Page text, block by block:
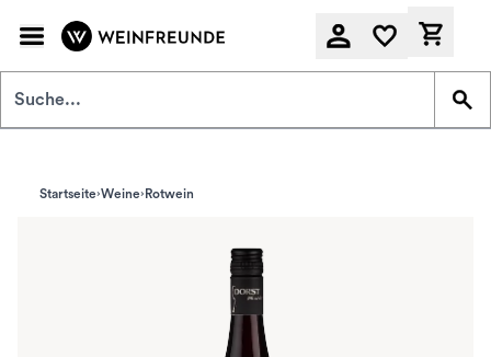
Startseite Weine Rotwein